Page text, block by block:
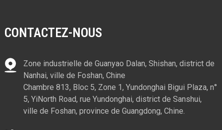
CONTACTEZ-NOUS
Zone industrielle de Guanyao Dalan, Shishan, district de
Nanhai, ville de Foshan, Chine
Chambre 813, Bloc 5, Zone 1, Yundonghai Bigui Plaza, n°
5, YiNorth Road, rue Yundonghai, district de Sanshui,
ville de Foshan, province de Guangdong, Chine.